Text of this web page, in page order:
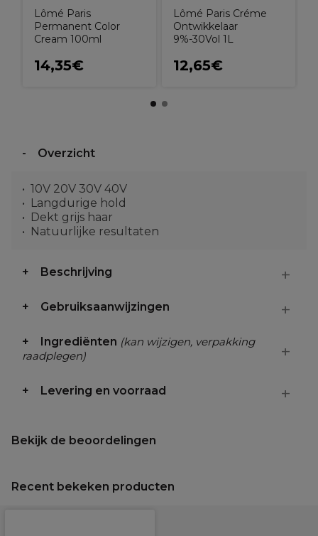
Lômé Paris
Permanent Color
Cream 100ml
14,35€
Lômé Paris Créme
Ontwikkelaar
9%-30Vol 1L
12,65€
Overzicht
10V 20V 30V 40V
Langdurige hold
Dekt grijs haar
Natuurlijke resultaten
Beschrijving
Gebruiksaanwijzingen
Ingrediënten (kan wijzigen, verpakking
raadplegen)
Levering en voorraad
Bekijk de beoordelingen
Recent bekeken producten